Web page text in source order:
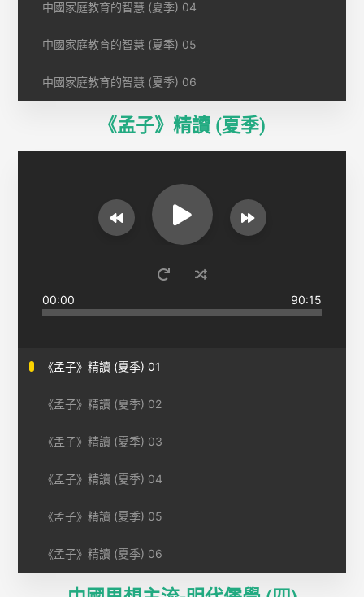
中國家庭教育的智慧 (夏季) 04
中國家庭教育的智慧 (夏季) 05
中國家庭教育的智慧 (夏季) 06
《孟子》精讀 (夏季)
00:00 90:15
《孟子》精讀 (夏季) 01
《孟子》精讀 (夏季) 02
《孟子》精讀 (夏季) 03
《孟子》精讀 (夏季) 04
《孟子》精讀 (夏季) 05
《孟子》精讀 (夏季) 06